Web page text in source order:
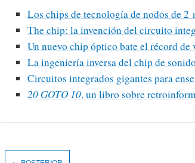
Los chips de tecnología de nodos de 2
The chip: la invención del circuito
Un nuevo chip óptico bate el récord
La ingeniería inversa del chip de
Circuitos integrados gigantes para
20 GOTO 10, un libro sobre